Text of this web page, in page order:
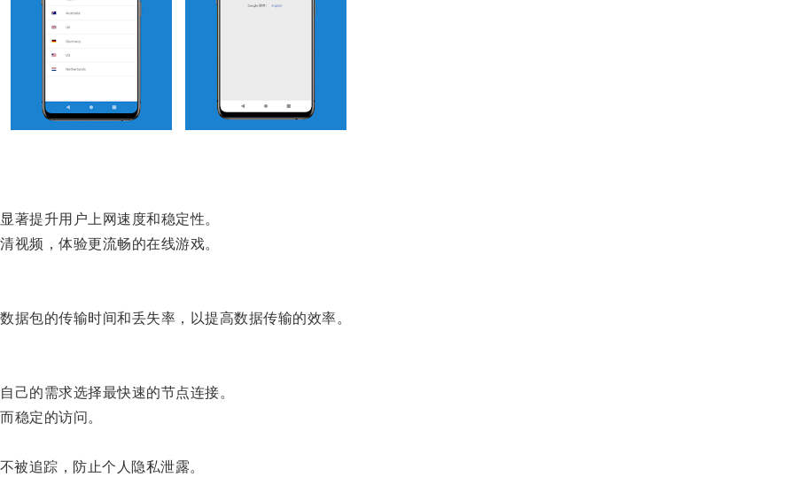
提升用户上网速度和稳定性。
频，体验更流畅的在线游戏。
包的传输时间和丢失率，以提高数据传输的效率。
的需求选择最快速的节点连接。
定的访问。
追踪，防止个人隐私泄露。